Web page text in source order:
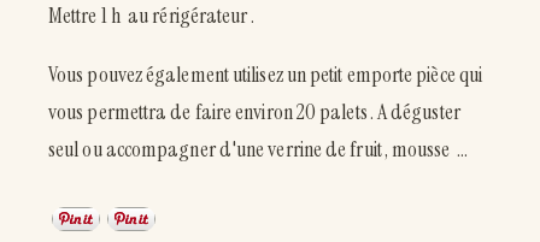
Mettre 1 h au rérigérateur .
Vous pouvez également utilisez un petit emporte pièce qui
vous permettra de faire environ 20 palets . A déguster
seul ou accompagner d'une verrine de fruit , mousse ...